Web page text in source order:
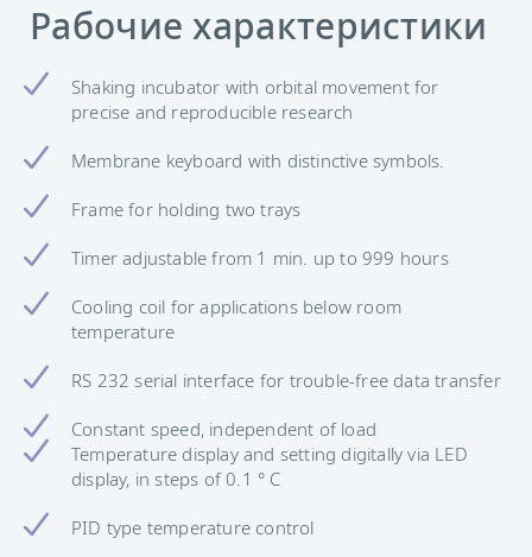
Рабочие характеристики
Shaking incubator with orbital movement for
precise and reproducible research
Membrane keyboard with distinctive symbols.
Frame for holding two trays
Timer adjustable from 1 min. up to 999 hours
Cooling coil for applications below room
temperature
RS 232 serial interface for trouble-free data transfer
Constant speed, independent of load
Temperature display and setting digitally via LED
display, in steps of 0.1 ° C
PID type temperature control